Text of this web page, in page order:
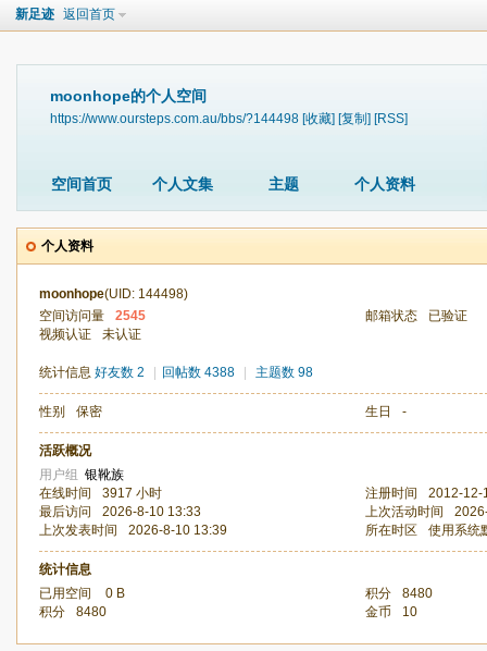
新足迹 返回首页
moonhope的个人空间
https://www.oursteps.com.au/bbs/?144498 [收藏] [复制] [RSS]
空间首页 个人文集 主题 个人资料
个人资料
moonhope(UID: 144498)
空间访问量
2545 邮箱状态
已验证
视频认证
未认证
统计信息 好友数 2 回帖数 4388 主题数 98
性别 保密 生日 -
活跃概况
用户组 银靴族
在线时间
3917 小时 注册时间
2012-12-
最后访问
2026-8-10 13:33 上次活动时间
上次发表时间
2026-8-10 13:39 所在时区 使用系统
统计信息
已用空间
0 B 积分
8480
积分
8480 金币 10